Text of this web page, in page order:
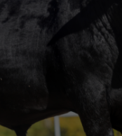
vom 22.10.2021